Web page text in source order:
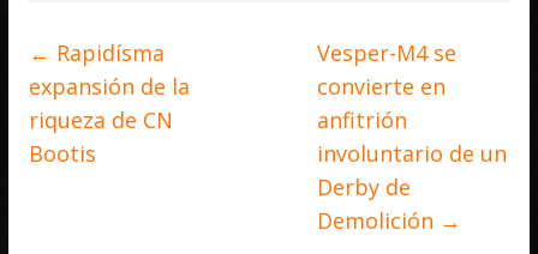
← Rapidísma
expansión de la
riqueza de CN
Bootis
Vesper-M4 se
convierte en
anfitrión
involuntario de un
Derby de
Demolición →